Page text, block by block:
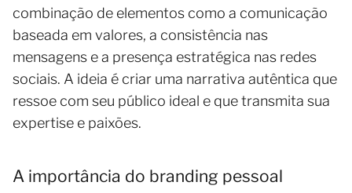
combinação de elementos como a comunicação
baseada em valores, a consistência nas
mensagens e a presença estratégica nas redes
sociais. A ideia é criar uma narrativa autêntica que
ressoe com seu público ideal e que transmita sua
expertise e paixões.
A importância do branding pessoal